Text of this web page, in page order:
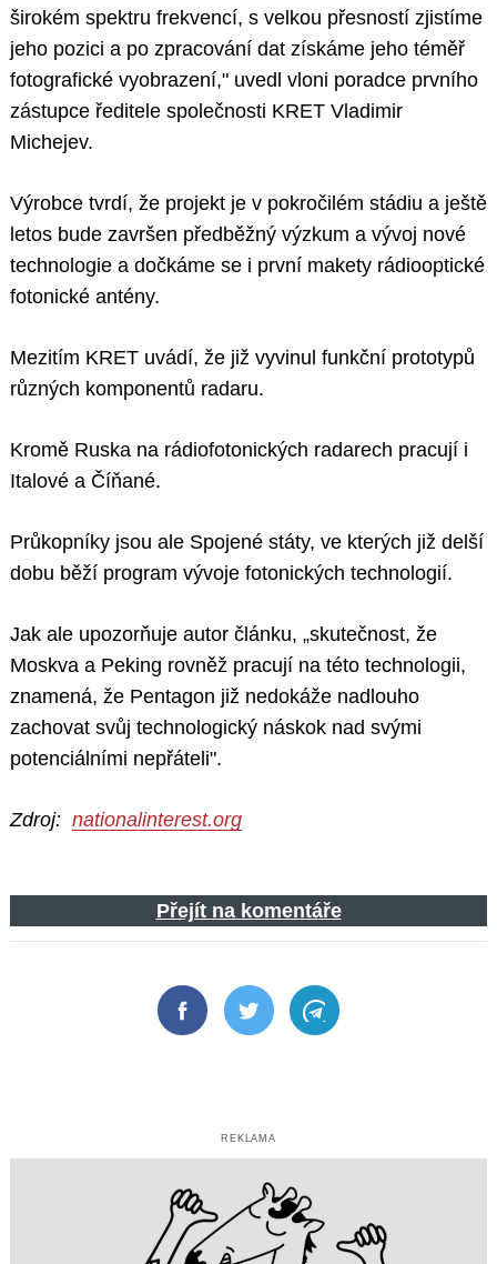
širokém spektru frekvencí, s velkou přesností zjistíme
jeho pozici a po zpracování dat získáme jeho téměř
fotografické vyobrazení," uvedl vloni poradce prvního
zástupce ředitele společnosti KRET Vladimir
Michejev.
Výrobce tvrdí, že projekt je v pokročilém stádiu a ještě
letos bude završen předběžný výzkum a vývoj nové
technologie a dočkáme se i první makety rádiooptické
fotonické antény.
Mezitím KRET uvádí, že již vyvinul funkční prototypů
různých komponentů radaru.
Kromě Ruska na rádiofotonických radarech pracují i
Italové a Číňané.
Průkopníky jsou ale Spojené státy, ve kterých již delší
dobu běží program vývoje fotonických technologií.
Jak ale upozorňuje autor článku, „skutečnost, že
Moskva a Peking rovněž pracují na této technologii,
znamená, že Pentagon již nedokáže nadlouho
zachovat svůj technologický náskok nad svými
potenciálními nepřáteli".
Zdroj: nationalinterest.org
Přejít na komentáře
FacebookTwitter Telegram
REKLAMA